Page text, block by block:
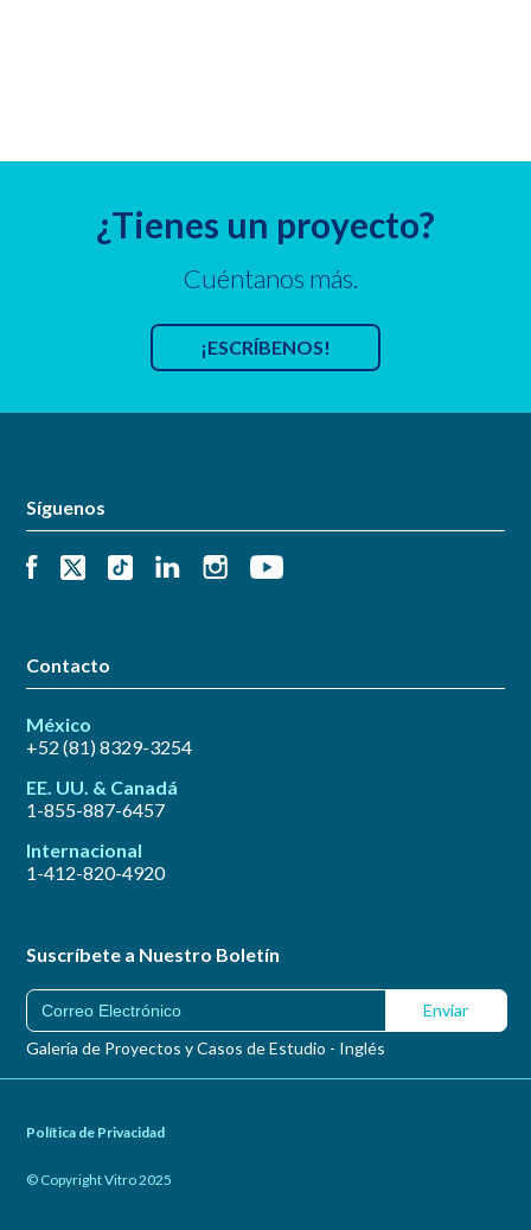
¿Tienes un proyecto?
Cuéntanos más.
¡ESCRÍBENOS!
Síguenos
Contacto
México
+52 (81) 8329-3254
EE. UU. & Canadá
1-855-887-6457
Internacional
1-412-820-4920
Suscríbete a Nuestro Boletín
Galería de Proyectos y Casos de Estudio - Inglés
Política de Privacidad
© Copyright Vitro 2025